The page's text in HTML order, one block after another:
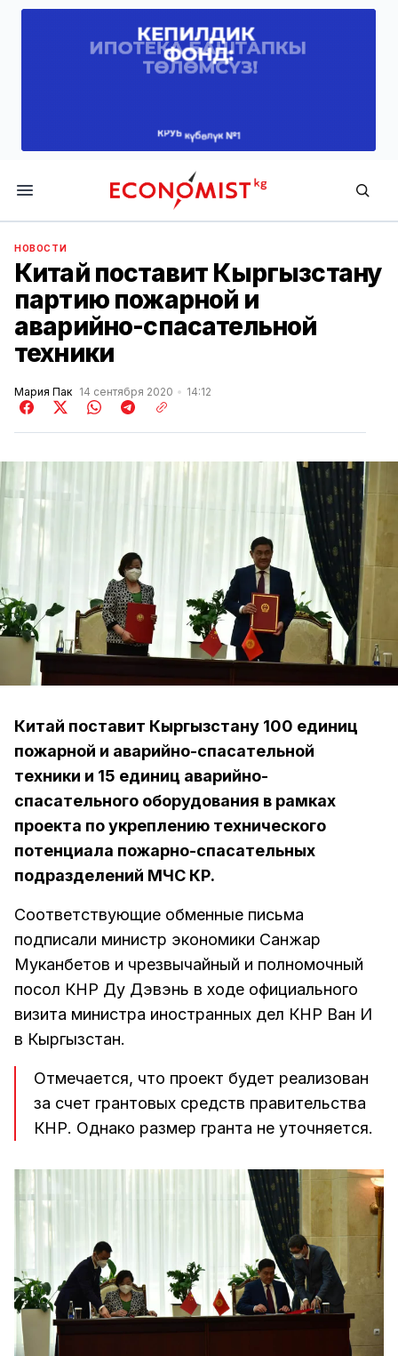
Economist.kg
НОВОСТИ
Китай поставит Кыргызстану
партию пожарной и
аварийно-спасательной
техники
Мария Пак 14 сентября 2020 14:12
Китай поставит Кыргызстану 100 единиц
пожарной и аварийно-спасательной
техники и 15 единиц аварийно-
спасательного оборудования в рамках
проекта по укреплению технического
потенциала пожарно-спасательных
подразделений МЧС КР.
Соответствующие обменные письма
подписали министр экономики Санжар
Муканбетов и чрезвычайный и полномочный
посол КНР Ду Дэвэнь в ходе официального
визита министра иностранных дел КНР Ван И
в Кыргызстан.
Отмечается, что проект будет реализован
за счет грантовых средств правительства
КНР. Однако размер гранта не уточняется.